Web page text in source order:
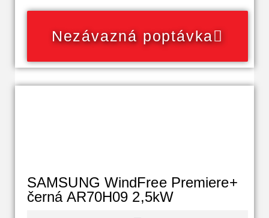
Nezávazná poptávka
SAMSUNG WindFree Premiere+
černá AR70H09 2,5kW